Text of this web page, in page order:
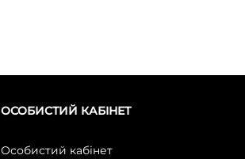
ОСОБИСТИЙ КАБІНЕТ
Особистий кабінет